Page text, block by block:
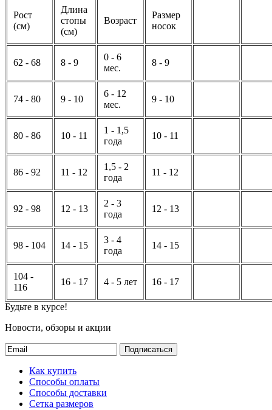
Рост
(см)
Длина
стопы
(см)
Возраст
Размер
носок
62 - 68 8 - 9
0 - 6
мес.
8 - 9
74 - 80 9 - 10
6 - 12
мес.
9 - 10
80 - 86 10 - 11
1 - 1,5
года
10 - 11
86 - 92 11 - 12
1,5 - 2
года
11 - 12
92 - 98 12 - 13
2 - 3
года
12 - 13
98 - 104 14 - 15
3 - 4
года
14 - 15
104 -
116
16 - 17 4 - 5 лет 16 - 17
Будьте в курсе!
Новости, обзоры и акции
Подписаться
Как купить
Способы оплаты
Способы доставки
Сетка размеров